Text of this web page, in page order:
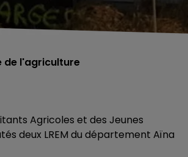
de l'agriculture
Agricoles et des Jeunes
deux LREM du département Aïna